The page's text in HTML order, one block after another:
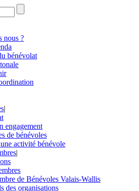
nous ?
bénévolat
|
engagement
de bénévoles
activité bénévole
|
de Bénévoles Valais-Wallis
des organisations